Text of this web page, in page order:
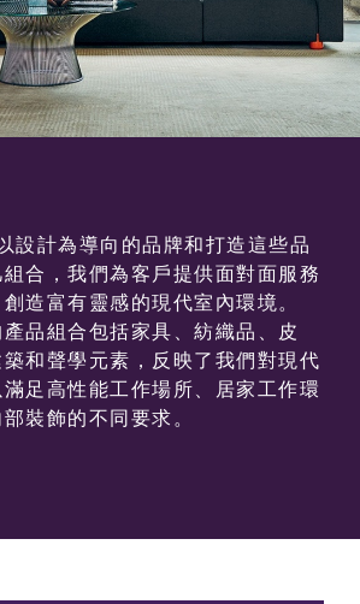
設計為導向的品牌和打造這些品
合，我們為客戶提供面對面服務
造富有靈感的現代室內環境。
品組合包括家具、紡織品、皮
和聲學元素，反映了我們對現代
足高性能工作場所、居家工作環
裝飾的不同要求。